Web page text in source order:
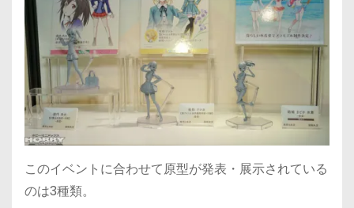
このイベントに合わせて原型が発表・展示されている
のは3種類。